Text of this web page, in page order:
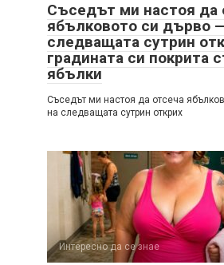
Съседът ми настоя да
ябълковото си дърво
следващата сутрин
градината си покрита
ябълки
Съседът ми настоя да отсеча
на следващата сутрин открих
Интересно да се знае